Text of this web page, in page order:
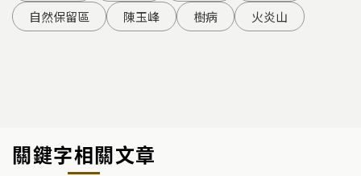
自然保留區
陳玉峰 樹病 火炎山
關鍵字相關文章